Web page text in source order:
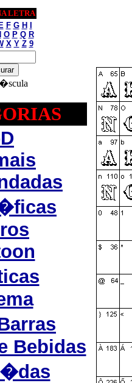
LETRA
E F G H
O P Q R
X Y Z 9
Bebidas